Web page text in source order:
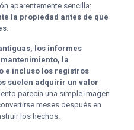
aparentemente sencilla:
la propiedad antes de que
.
los informes
la
e incluso los registros
suelen adquirir un valor
parecía una simple imagen
meses después en
los hechos.